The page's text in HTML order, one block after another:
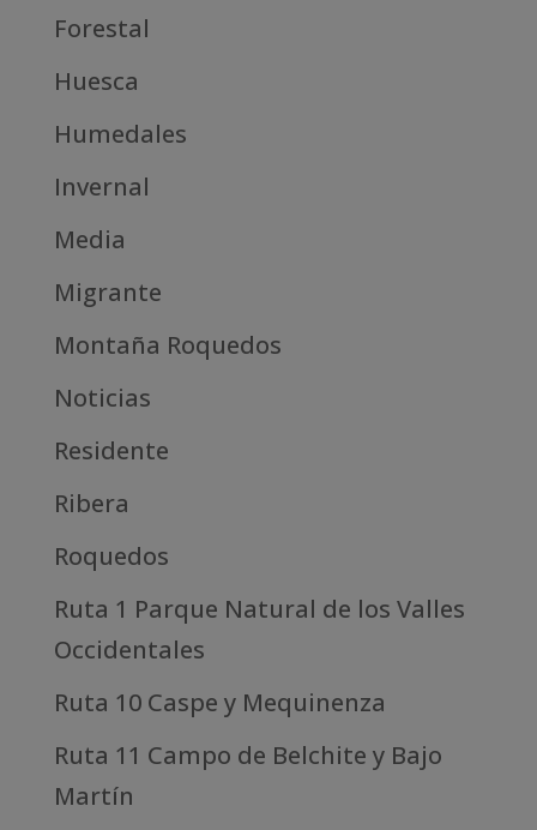
Forestal
Huesca
Humedales
Invernal
Media
Migrante
Montaña Roquedos
Noticias
Residente
Ribera
Roquedos
Ruta 1 Parque Natural de los Valles
Occidentales
Ruta 10 Caspe y Mequinenza
Ruta 11 Campo de Belchite y Bajo
Martín